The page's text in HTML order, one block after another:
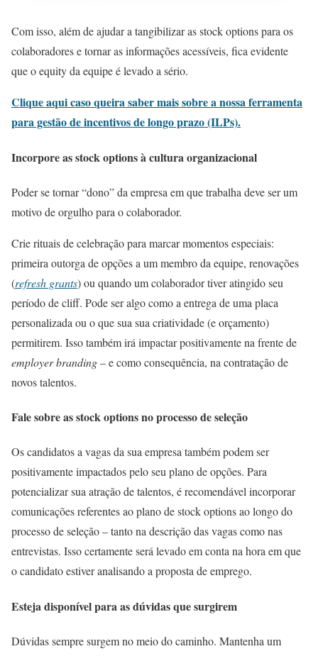
Com isso, além de ajudar a tangibilizar as stock options para os
colaboradores e tornar as informações acessíveis, fica evidente
que o equity da equipe é levado a sério.
Clique aqui caso queira saber mais sobre a nossa ferramenta
para gestão de incentivos de longo prazo (ILPs).
Incorpore as stock options à cultura organizacional
Poder se tornar “dono” da empresa em que trabalha deve ser um
motivo de orgulho para o colaborador.
Crie rituais de celebração para marcar momentos especiais:
primeira outorga de opções a um membro da equipe, renovações
(refresh grants) ou quando um colaborador tiver atingido seu
período de cliff. Pode ser algo como a entrega de uma placa
personalizada ou o que sua sua criatividade (e orçamento)
permitirem. Isso também irá impactar positivamente na frente de
employer branding– e como consequência, na contratação de
novos talentos.
Fale sobre as stock options no processo de seleção
Os candidatos a vagas da sua empresa também podem ser
positivamente impactados pelo seu plano de opções. Para
potencializar sua atração de talentos, é recomendável incorporar
comunicações referentes ao plano de stock options ao longo do
processo de seleção – tanto na descrição das vagas como nas
entrevistas. Isso certamente será levado em conta na hora em que
o candidato estiver analisando a proposta de emprego.
Esteja disponível para as dúvidas que surgirem
Dúvidas sempre surgem no meio do caminho. Mantenha um